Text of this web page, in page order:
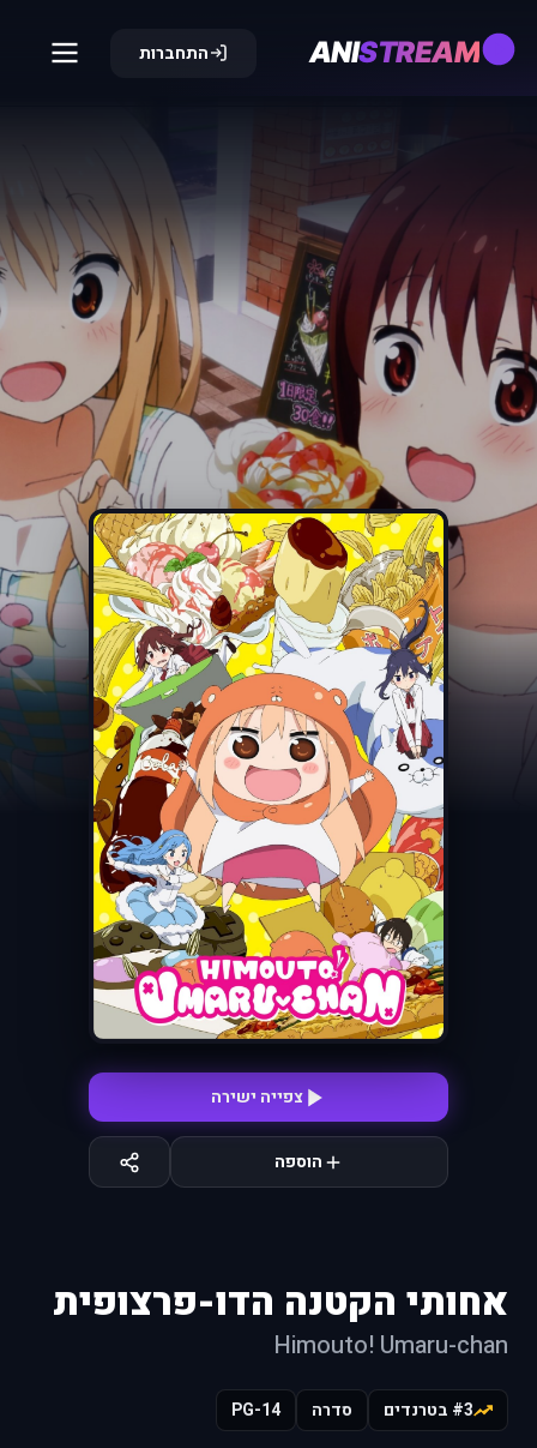
ANISTREAM התחברות
צפייה ישירה
הוספה
אחותי הקטנה הדו-פרצופית
Himouto! Umaru-chan
#3 בטרנדים סדרה PG-14